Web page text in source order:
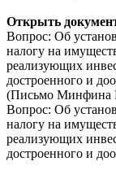
Открыть
Вопрос: Об
налогу на
реализующих
достроенного и
(Письмо Минфина
Вопрос: Об
налогу на
реализующих
достроенного и